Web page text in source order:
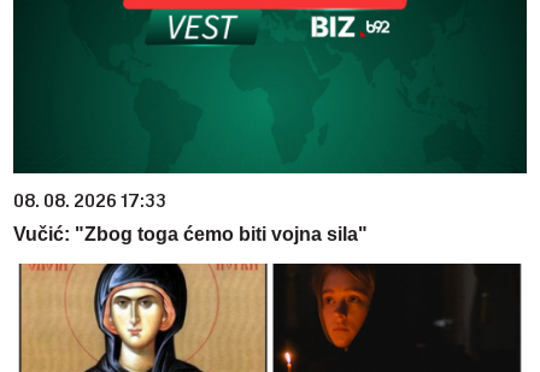
08. 08. 2026 17:33
Vučić: "Zbog toga ćemo biti vojna sila"